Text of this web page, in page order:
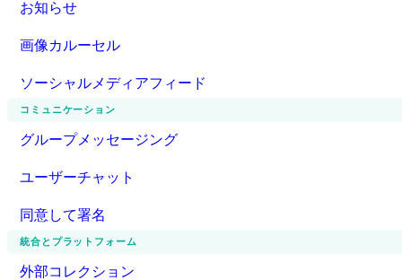
お知らせ
画像カルーセル
ソーシャルメディアフィード
コミュニケーション
グループメッセージング
ユーザーチャット
同意して署名
統合とプラットフォーム
外部コレクション